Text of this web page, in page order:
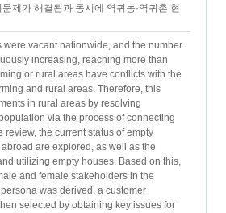
제가 해결됨과 동시에 역귀농·역귀촌 현
vacant nationwide, and the number
increasing, reaching more than
or rural areas have conflicts with the
and rural areas. Therefore, this
in rural areas by resolving
via the process of connecting
the current status of empty
are explored, as well as the
utilizing empty houses. Based on this,
and female stakeholders in the
was derived, a customer
selected by obtaining key issues for